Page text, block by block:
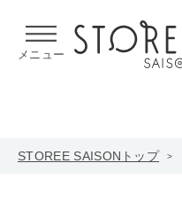
メニュー
STOREE SAISONトップ